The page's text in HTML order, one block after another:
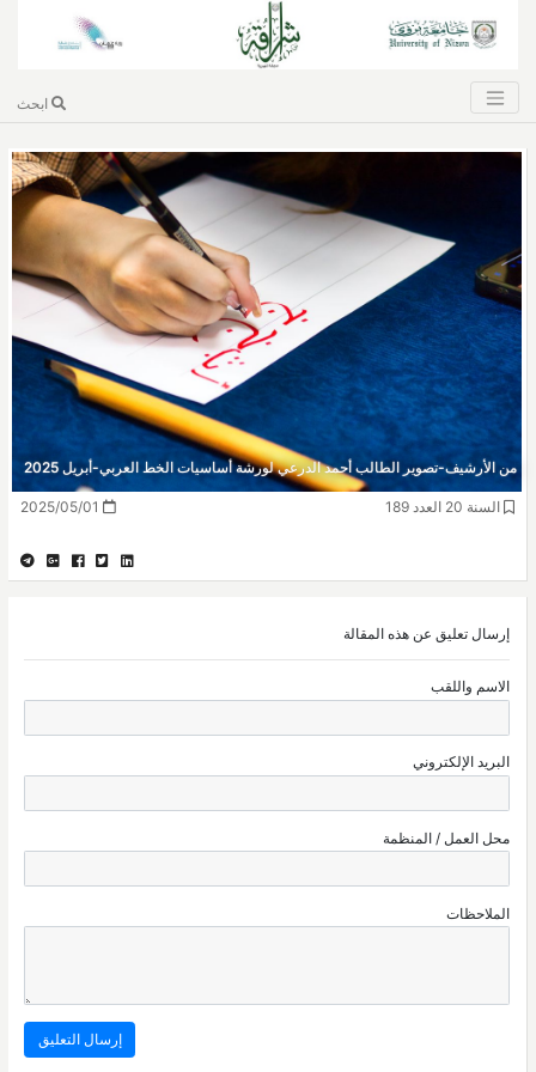
ابحث
من الأرشيف-تصوير الطالب أحمد الدرعي لورشة أساسيات الخط العربي-أبريل 2025
السنة 20 العدد 189
إرسال تعليق عن هذه المقالة
الاسم واللقب
البريد الإلكتروني
محل العمل / المنظمة
الملاحظات